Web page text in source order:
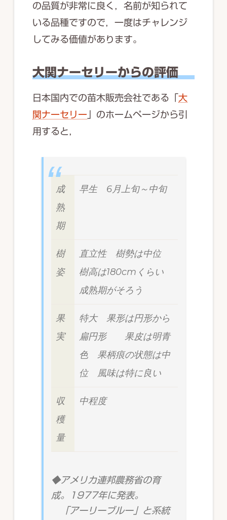
の品質が非常に良く，名前が知られて
いる品種ですので，一度はチャレンジ
してみる価値があります。
大関ナーセリーからの評価
日本国内での苗木販売会社である「 大
関ナーセリー 」のホームページから引
用すると，
成
熟
期
早生 6月上旬～中旬
樹
姿
直立性 樹勢は中位
樹高は180cmくらい
成熟期がそろう
果
実
特大 果形は円形から
扁円形 果皮は明青
色 果柄痕の状態は中
位 風味は特に良い
収
穫
量
中程度
◆アメリカ連邦農務省の育
成。1977年に発表。
「アーリーブルー」と系統